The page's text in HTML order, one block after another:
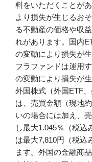
料をいただくことが
より損失が生じるお
る不動産の価格や収
れがあります。国内
の変動により損失が
フラファンドは運用
の変動により損失が
外国株式（外国ETF
は、売買金額（現地
いの場合には加え、
し最大1.045％（税込
は最大7,810円（税込
ます。外国の金融商